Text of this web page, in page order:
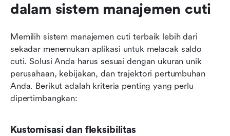
dalam sistem manajemen cuti
Memilih sistem manajemen cuti terbaik lebih dari
sekadar menemukan aplikasi untuk melacak saldo
cuti. Solusi Anda harus sesuai dengan ukuran unik
perusahaan, kebijakan, dan trajektori pertumbuhan
Anda. Berikut adalah kriteria penting yang perlu
dipertimbangkan:
Kustomisasi dan fleksibilitas